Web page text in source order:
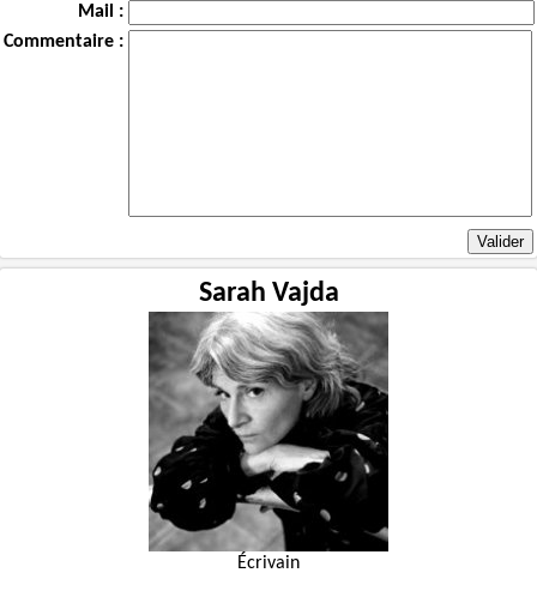
Mail :
Commentaire :
Sarah Vajda
Écrivain